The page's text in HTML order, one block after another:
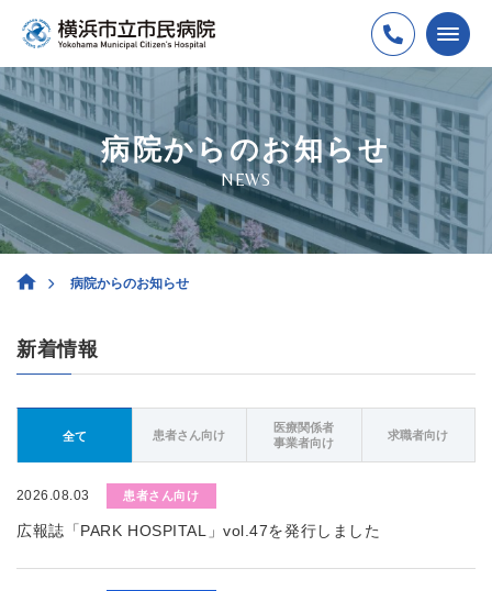
病院からのお知らせ
NEWS
病院からのお知らせ
新着情報
全て 患者さん向け
医療関係者
事業者向け
求職者向け
2026.08.03 患者さん向け
広報誌「PARK HOSPITAL」vol.47を発行しました